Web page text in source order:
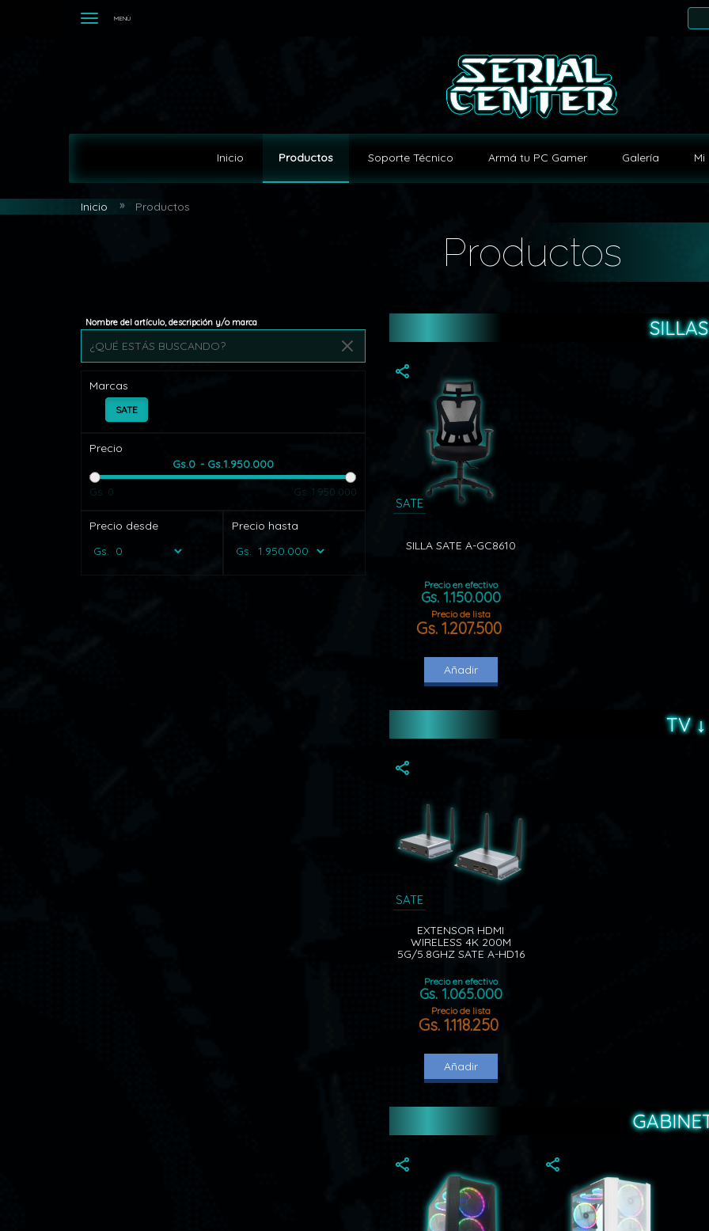
MENÚ
Inicio Productos Soporte Técnico Armá tu PC Gamer Galería
Inicio Productos
Productos
Nombre del artículo, descripción y/o marca
Marcas
SATE
Precio
0
1.950.000
Gs. 0 Gs. 1.950.000
Precio desde
Gs.
Precio hasta
Gs.
SATE
SILLA SATE A-GC8610
Precio en efectivo
Gs. 1.150.000
Precio de lista
Gs. 1.207.500
Añadir
TV ↓
SATE
EXTENSOR HDMI
WIRELESS 4K 200M
5G/5.8GHZ SATE A-HD16
Precio en efectivo
Gs. 1.065.000
Precio de lista
Gs. 1.118.250
Añadir